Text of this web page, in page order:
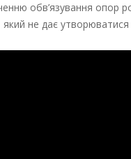
обв’язування опор
не дає утворюватися